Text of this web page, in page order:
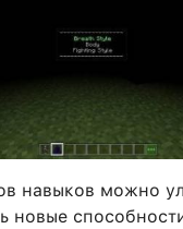
навыков можно
новые